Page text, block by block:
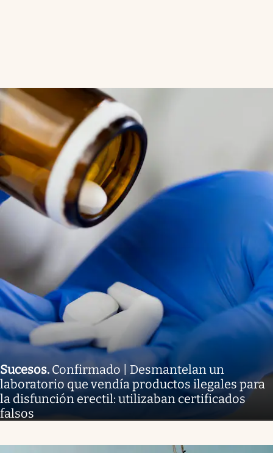
Sucesos. Confirmado | Desmantelan un
laboratorio que vendía productos ilegales para
la disfunción erectil: utilizaban certificados
falsos